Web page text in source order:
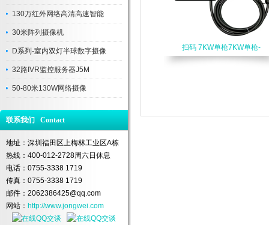
130万红外网络高清高速智能
30米阵列摄像机
D系列-室内双灯半球数字摄像
32路IVR监控服务器J5M
50-80米130W网络摄像
联系我们 Contact
地址：深圳福田区上梅林工业区A栋
热线：400-012-2728周六日休息
电话：0755-3338 1719
传真：0755-3338 1719
邮件：2062386425@qq.com
网站： http://www.jongwei.com
扫码 7KW单枪7KW单枪-